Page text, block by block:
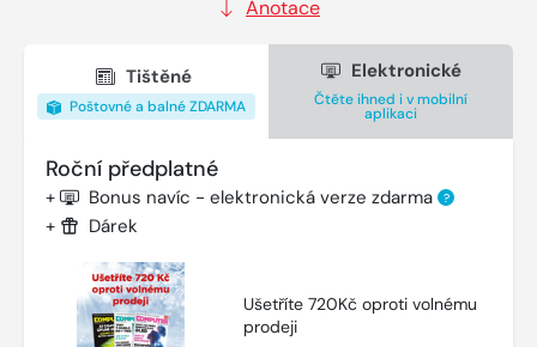
Anotace
Tištěné
Poštovné a balné ZDARMA
Elektronické
Čtěte ihned i v mobilní
aplikaci
Roční předplatné
+ Bonus navíc - elektronická verze zdarma ?
+ Dárek
Ušetříte 720Kč oproti volnému
prodeji